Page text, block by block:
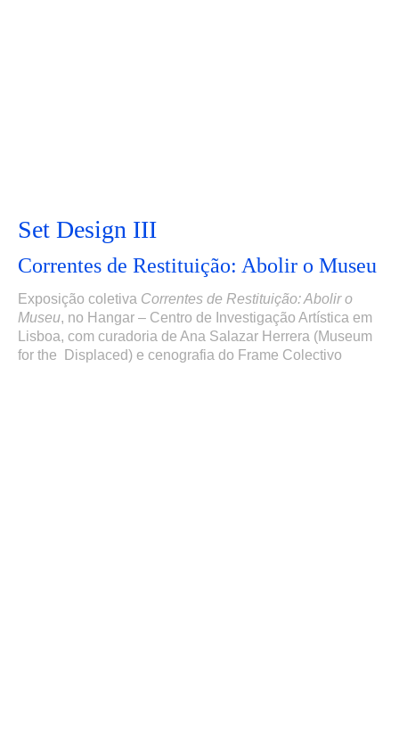
Set Design III
Correntes de Restituição: Abolir o Museu
Exposição coletiva Correntes de Restituição: Abolir o
Museu, no Hangar – Centro de Investigação Artística em
Lisboa, com curadoria de Ana Salazar Herrera (Museum
for the Displaced) e cenografia do Frame Colectivo